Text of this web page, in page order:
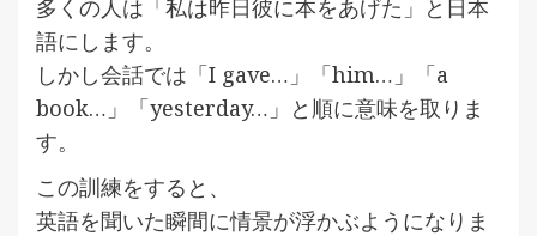
多くの人は「私は昨日彼に本をあげた」と日本
語にします。
しかし会話では「I gave…」「him…」「a
book…」「yesterday…」と順に意味を取りま
す。
この訓練をすると、
英語を聞いた瞬間に情景が浮かぶようになりま